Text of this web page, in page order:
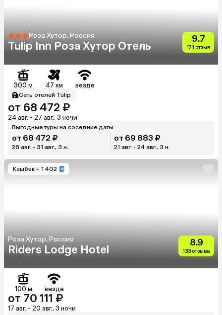
Роза Хутор, Россия
Tulip Inn Роза Хутор Отель
9.7
171 отзыв
300 м 47 км везде
Сеть отелей Tulip
от 68 472 ₽
24 авг. - 27 авг., 3 ночи
Выгодные туры на соседние даты
от 68 472 ₽
28 авг. - 31 авг., 3 н.
от 69 883 ₽
21 авг. - 24 авг., 3 н.
Кешбэк + 1 402
Роза Хутор, Россия
Riders Lodge Hotel
8.9
133 отзыва
100 м везде
от 70 111 ₽
17 авг. - 20 авг., 3 ночи